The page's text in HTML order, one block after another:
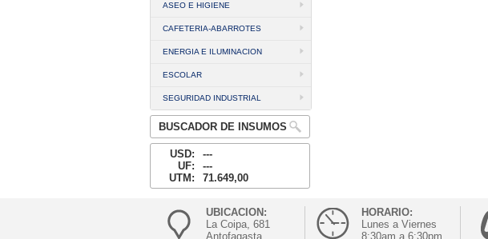
ASEO E HIGIENE
CAFETERIA-ABARROTES
ENERGIA E ILUMINACION
ESCOLAR
SEGURIDAD INDUSTRIAL
BUSCADOR DE INSUMOS
USD:
---
UF:
---
UTM:
71.649,00
UBICACION:
La Coipa, 681
Antofagasta
HORARIO:
Lunes a Viernes
8:30am a 6:30pm